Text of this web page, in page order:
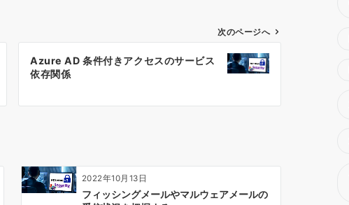
次のページへ
Azure AD 条件付きアクセスのサービス
依存関係
2022年10月13日
フィッシングメールやマルウェアメールの